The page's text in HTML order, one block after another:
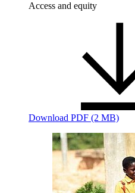
Access and equity
Download PDF (2 MB)